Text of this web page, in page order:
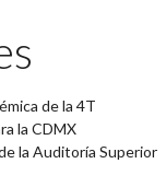
de la 4T
la CDMX
la Auditoría Superior